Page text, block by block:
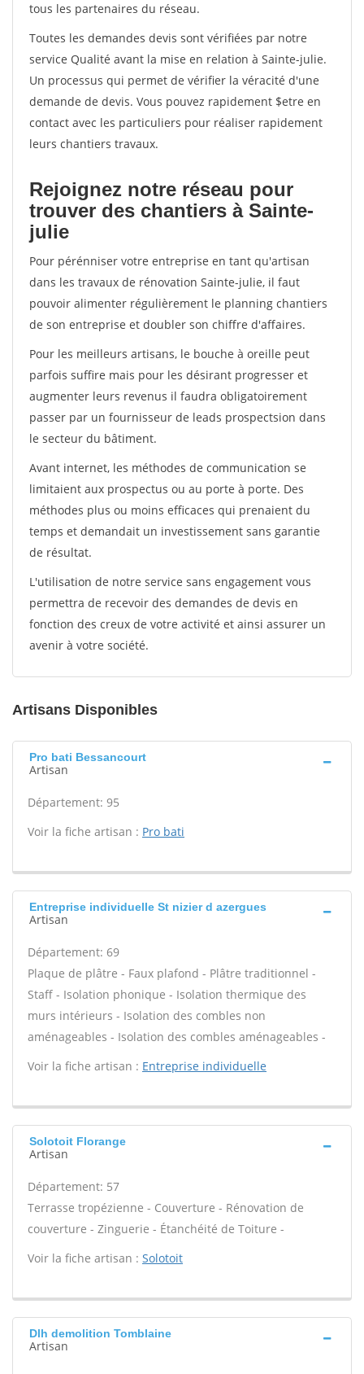
tous les partenaires du réseau.
Toutes les demandes devis sont vérifiées par notre
service Qualité avant la mise en relation à Sainte-julie.
Un processus qui permet de vérifier la véracité d'une
demande de devis. Vous pouvez rapidement $etre en
contact avec les particuliers pour réaliser rapidement
leurs chantiers travaux.
Rejoignez notre réseau pour
trouver des chantiers à Sainte-
julie
Pour pérénniser votre entreprise en tant qu'artisan
dans les travaux de rénovation Sainte-julie, il faut
pouvoir alimenter régulièrement le planning chantiers
de son entreprise et doubler son chiffre d'affaires.
Pour les meilleurs artisans, le bouche à oreille peut
parfois suffire mais pour les désirant progresser et
augmenter leurs revenus il faudra obligatoirement
passer par un fournisseur de leads prospectsion dans
le secteur du bâtiment.
Avant internet, les méthodes de communication se
limitaient aux prospectus ou au porte à porte. Des
méthodes plus ou moins efficaces qui prenaient du
temps et demandait un investissement sans garantie
de résultat.
L'utilisation de notre service sans engagement vous
permettra de recevoir des demandes de devis en
fonction des creux de votre activité et ainsi assurer un
avenir à votre société.
Artisans Disponibles
Pro bati Bessancourt
Artisan
Département: 95
Voir la fiche artisan : Pro bati
Entreprise individuelle St nizier d azergues
Artisan
Département: 69
Plaque de plâtre - Faux plafond - Plâtre traditionnel -
Staff - Isolation phonique - Isolation thermique des
murs intérieurs - Isolation des combles non
aménageables - Isolation des combles aménageables -
Voir la fiche artisan : Entreprise individuelle
Solotoit Florange
Artisan
Département: 57
Terrasse tropézienne - Couverture - Rénovation de
couverture - Zinguerie - Étanchéité de Toiture -
Voir la fiche artisan : Solotoit
Dlh demolition Tomblaine
Artisan